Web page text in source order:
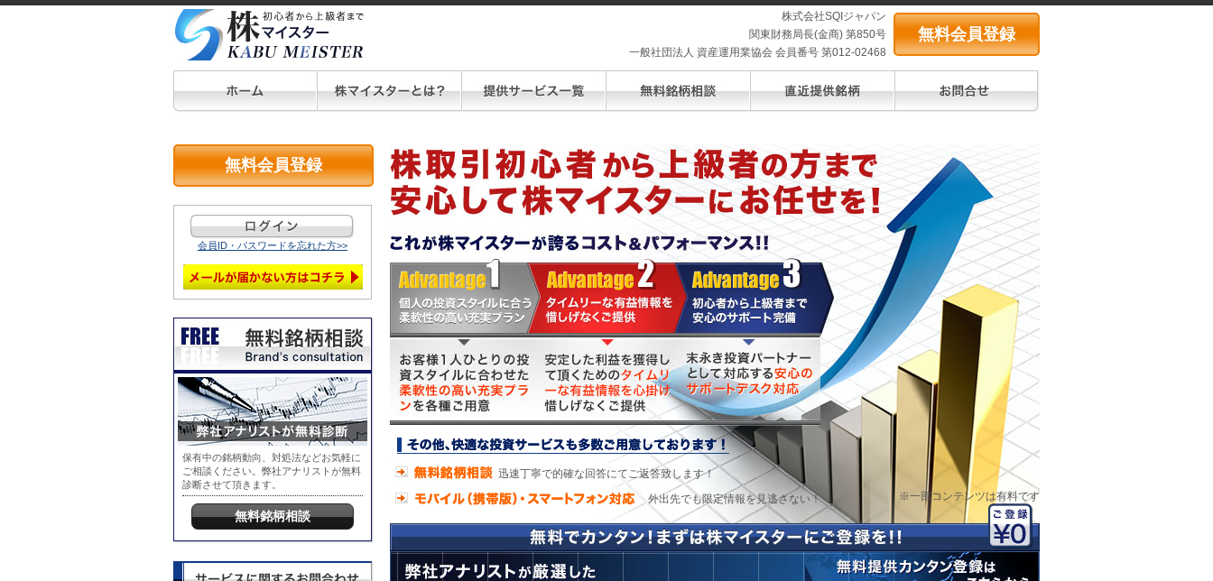
株式会社SQIジャパン
関東財務局長(金商) 第850号
一般社団法人 資産運用業協会 会員番号 第012-02468
無料会員登録
無料会員登録
会員ID・パスワードを忘れた方>>
保有中の銘柄動向、対処法などお気軽に
ご相談ください。弊社アナリストが無料
診断させて頂きます。
無料銘柄相談
迅速丁寧で的確な回答にてご返答致します！
外出先でも限定情報を見逃さない！
※一部コンテンツは有料です